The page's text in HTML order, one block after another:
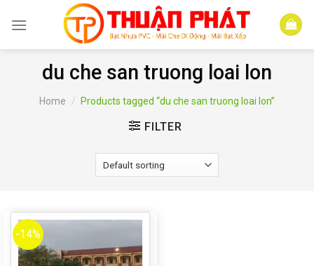
du che san truong loai lon
Home / Products tagged “du che san truong loai lon”
FILTER
-14%